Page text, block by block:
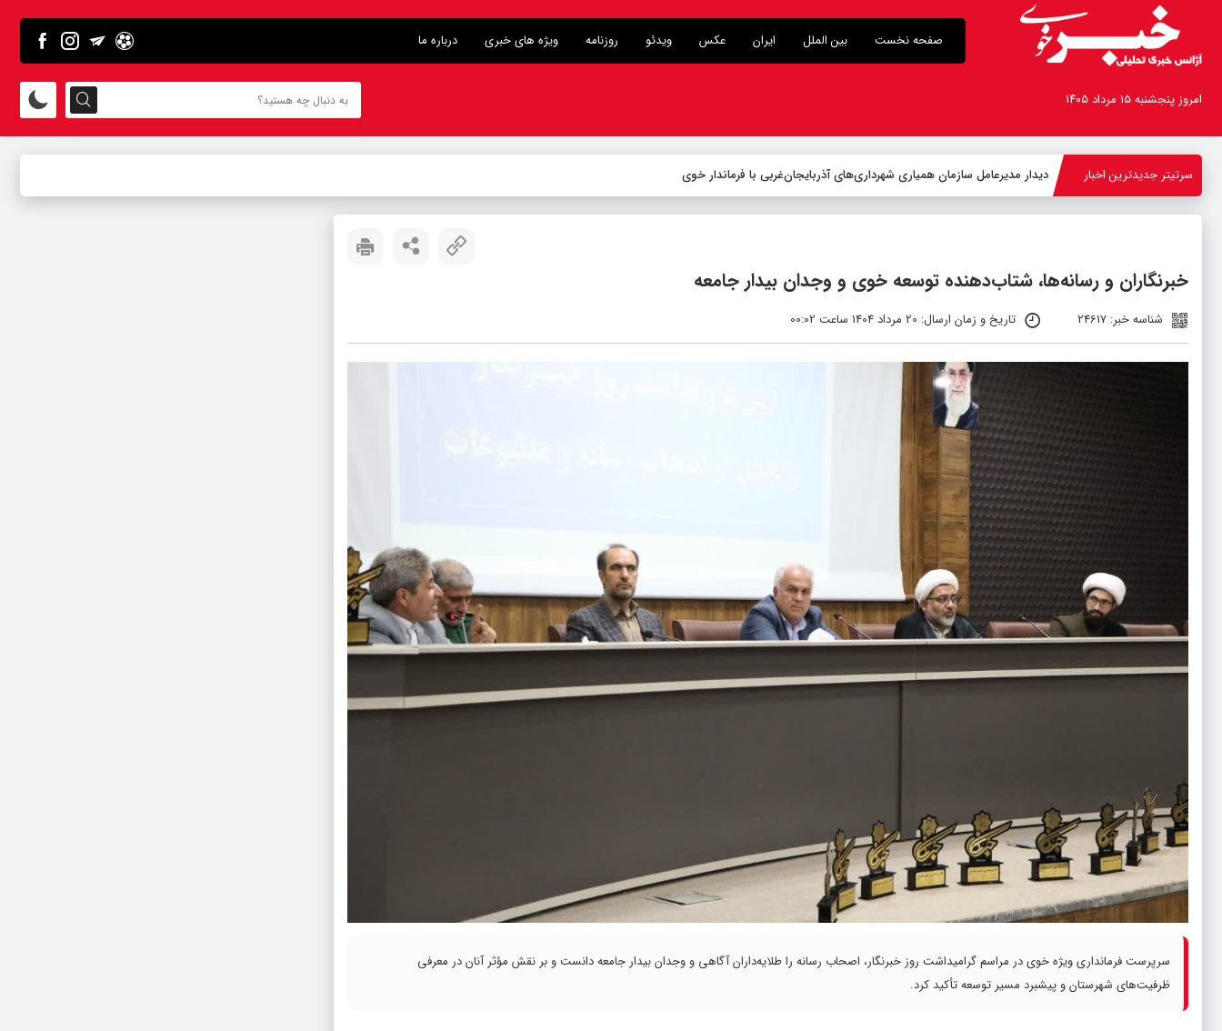
صفحه نخست بین الملل ایران عکس ویدئو روزنامه ویژه های خبری درباره ما
امروز پنجشنبه ۱۵ مرداد ۱۴۰۵
سرتیتر جدیدترین اخبار -
خبرنگاران و رسانه‌ها، شتاب‌دهنده توسعه خوی و وجدان بیدار جامعه
شناسه خبر: 24617 تاریخ و زمان ارسال: 20 مرداد 1404 ساعت 00:02
سرپرست فرمانداری ویژه خوی در مراسم گرامیداشت روز خبرنگار، اصحاب رسانه را طلایه‌داران آگاهی و وجدان بیدار جامعه دانست و بر نقش مؤثر آنان در معرفی
ظرفیت‌های شهرستان و پیشبرد مسیر توسعه تأکید کرد.